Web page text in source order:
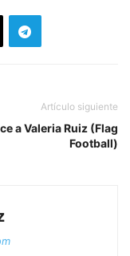
Artículo siguiente
a Valeria Ruiz (Flag
Football)